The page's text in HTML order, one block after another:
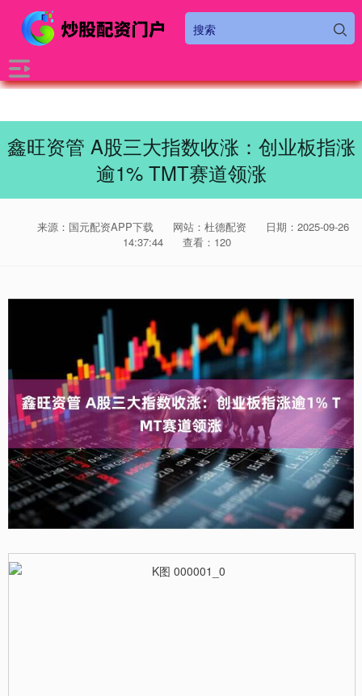
鑫旺资管 A股三大指数收涨：创业板指涨
逾1% TMT赛道领涨
来源：国元配资APP下载 网站：杜德配资
日期：2025-09-26
14:37:44
查看：120